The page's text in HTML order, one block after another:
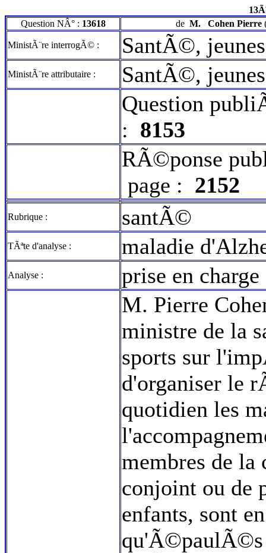
Question NÂ° : 13618 de M. Cohen Pierre
MinistÃ¨re interrogÃ© : SantÃ©,
MinistÃ¨re attributaire :
SantÃ©,
Question
: 8153
RÃ©ponse
page : 2152
Rubrique : santÃ©
TÃªte d'analyse : maladie
Analyse : prise en charge
M. Pierre
ministre de la
sports sur
d'organiser le
quotidien les
membres de
conjoint ou de
enfants, sont
qu'Ã©paulÃ©s